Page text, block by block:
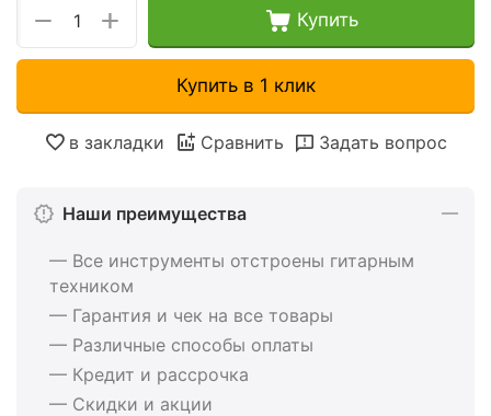
+
− Купить
Купить в 1 клик
в закладки Сравнить Задать вопрос
Наши преимущества
— Все инструменты отстроены гитарным
техником
— Гарантия и чек на все товары
— Различные способы оплаты
— Кредит и рассрочка
— Скидки и акции